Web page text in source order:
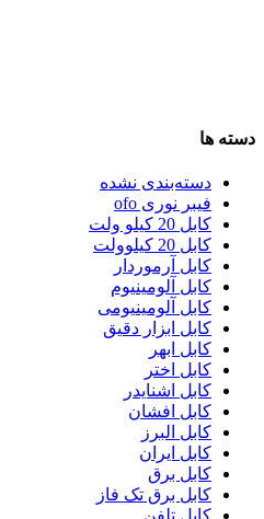
دسته ها
دسته‌بندی نشده
فیبر نوری ofo
کابل 20 کیلو ولت
کابل 20 کیلوولت
کابل آرموردار
کابل آلومینیوم
کابل آلومینیومی
کابل ابزار دقیق
کابل ابهر
کابل اختر
کابل اشنایدر
کابل افشان
کابل البرز
کابل ایران
کابل برق
کابل برق تک فاز